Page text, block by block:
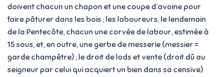
doivent chacun un chapon et une coupe d’avoine pour
faire pâturer dans les bois ; les laboureurs, le lendemain
de la Pentecôte, chacun une corvée de labour, estimée à
15 sous, et, en outre, une gerbe de messerie (messier =
garde champêtre) ; le droit de lods et vente (droit dû au
seigneur par celui qui acquiert un bien dans sa censive)